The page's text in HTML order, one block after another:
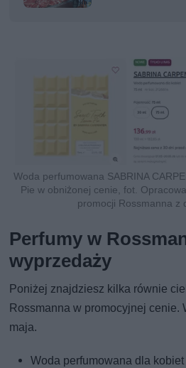
Woda perfumowana SABRINA
Pie w obniżonej cenie, fot.
promocji Rossmanna z
Perfumy w
wyprzedaży
Poniżej znajdziesz kilka równie
Rossmanna w promocyjnej cenie.
maja.
Woda perfumowana dla